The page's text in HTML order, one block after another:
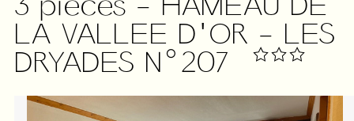
LA VALLEE D'OR - LES
DRYADES N°207